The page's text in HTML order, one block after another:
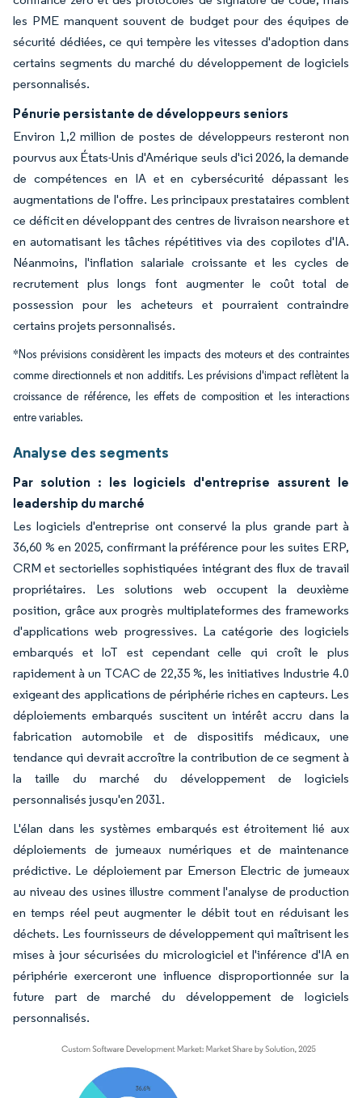
les PME manquent souvent de budget pour des équipes de
sécurité dédiées, ce qui tempère les vitesses d'adoption dans
certains segments du marché du développement de logiciels
personnalisés.
Pénurie persistante de développeurs seniors
Environ 1,2 million de postes de développeurs resteront non
pourvus aux États-Unis d'Amérique seuls d'ici 2026, la demande
de compétences en IA et en cybersécurité dépassant les
augmentations de l'offre. Les principaux prestataires comblent
ce déficit en développant des centres de livraison nearshore et
en automatisant les tâches répétitives via des copilotes d'IA.
Néanmoins, l'inflation salariale croissante et les cycles de
recrutement plus longs font augmenter le coût total de
possession pour les acheteurs et pourraient contraindre
certains projets personnalisés.
*Nos prévisions considèrent les impacts des moteurs et des contraintes
comme directionnels et non additifs. Les prévisions d'impact reflètent la
croissance de référence, les effets de composition et les interactions
entre variables.
Analyse des segments
Par solution : les logiciels d'entreprise assurent le
leadership du marché
Les logiciels d'entreprise ont conservé la plus grande part à
36,60 % en 2025, confirmant la préférence pour les suites ERP,
CRM et sectorielles sophistiquées intégrant des flux de travail
propriétaires. Les solutions web occupent la deuxième
position, grâce aux progrès multiplateformes des frameworks
d'applications web progressives. La catégorie des logiciels
embarqués et IoT est cependant celle qui croît le plus
rapidement à un TCAC de 22,35 %, les initiatives Industrie 4.0
exigeant des applications de périphérie riches en capteurs. Les
déploiements embarqués suscitent un intérêt accru dans la
fabrication automobile et de dispositifs médicaux, une
tendance qui devrait accroître la contribution de ce segment à
la taille du marché du développement de logiciels
personnalisés jusqu'en 2031.
L'élan dans les systèmes embarqués est étroitement lié aux
déploiements de jumeaux numériques et de maintenance
prédictive. Le déploiement par Emerson Electric de jumeaux
au niveau des usines illustre comment l'analyse de production
en temps réel peut augmenter le débit tout en réduisant les
déchets. Les fournisseurs de développement qui maîtrisent les
mises à jour sécurisées du micrologiciel et l'inférence d'IA en
périphérie exerceront une influence disproportionnée sur la
future part de marché du développement de logiciels
personnalisés.